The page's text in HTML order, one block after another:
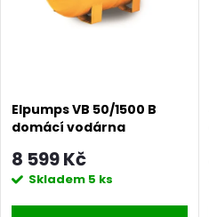
Elpumps VB 50/1500 B
domácí vodárna
8 599 Kč
Skladem 5 ks